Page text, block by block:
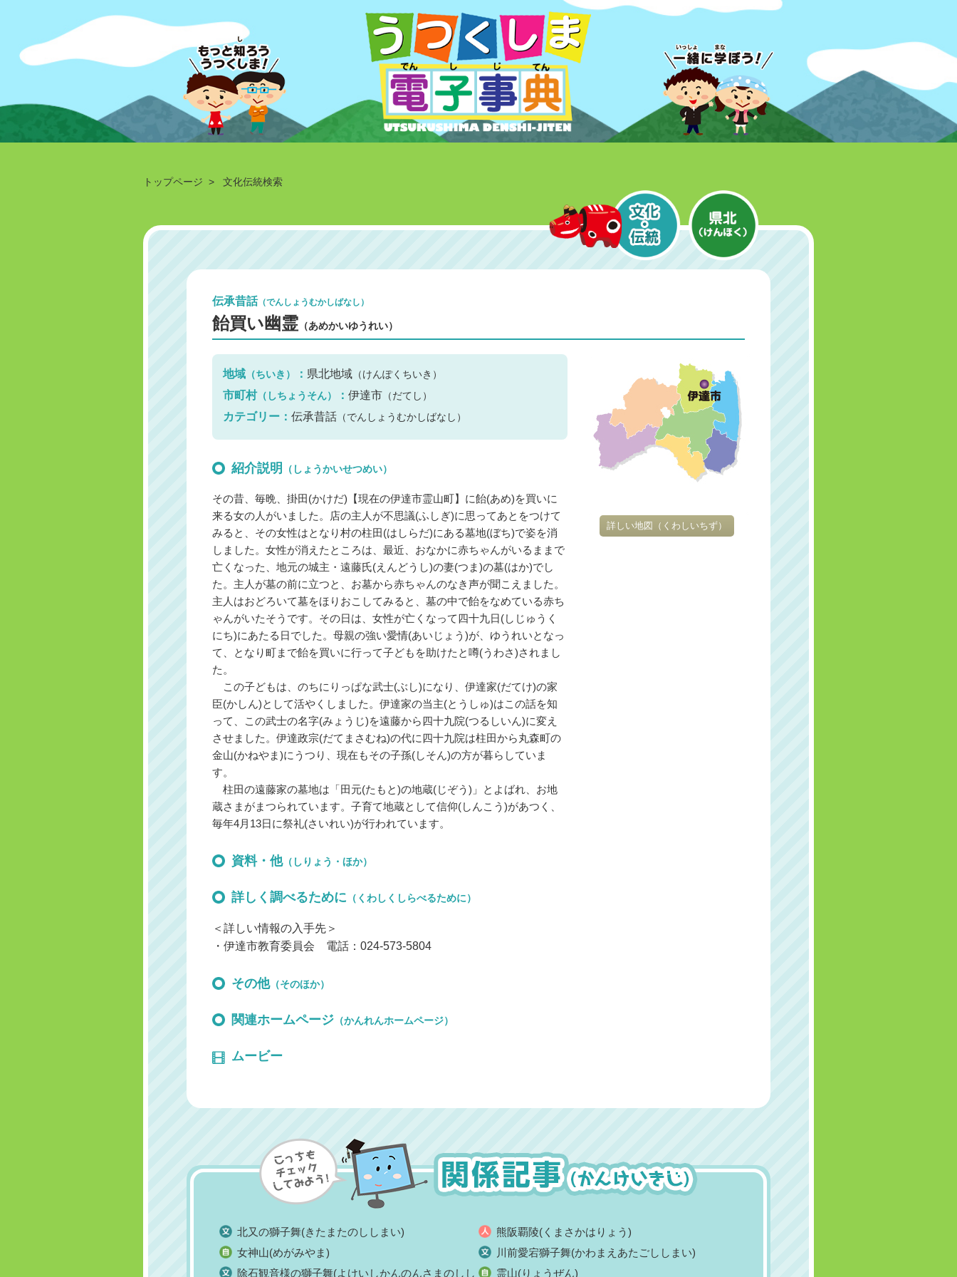
トップページ > 文化伝統検索
伝承昔話（でんしょうむかしばなし）
飴買い幽霊 （あめかいゆうれい）
地域 （ちいき） ： 県北地域 （けんぽくちいき）
市町村（しちょうそん） ： 伊達市 （だてし）
カテゴリー： 伝承昔話 （でんしょうむかしばなし）
紹介説明 （しょうかいせつめい）
その昔、毎晩、掛田(かけだ)【現在の伊達市霊山町】に飴(あめ)を買いに
来る女の人がいました。店の主人が不思議(ふしぎ)に思ってあとをつけて
みると、その女性はとなり村の柱田(はしらだ)にある墓地(ぼち)で姿を消
しました。女性が消えたところは、最近、おなかに赤ちゃんがいるままで
亡くなった、地元の城主・遠藤氏(えんどうし)の妻(つま)の墓(はか)でし
た。主人が墓の前に立つと、お墓から赤ちゃんのなき声が聞こえました。
主人はおどろいて墓をほりおこしてみると、墓の中で飴をなめている赤ち
ゃんがいたそうです。その日は、女性が亡くなって四十九日(しじゅうく
にち)にあたる日でした。母親の強い愛情(あいじょう)が、ゆうれいとなっ
て、となり町まで飴を買いに行って子どもを助けたと噂(うわさ)されまし
た。
この子どもは、のちにりっぱな武士(ぶし)になり、伊達家(だてけ)の家
臣(かしん)として活やくしました。伊達家の当主(とうしゅ)はこの話を知
って、この武士の名字(みょうじ)を遠藤から四十九院(つるしいん)に変え
させました。伊達政宗(だてまさむね)の代に四十九院は柱田から丸森町の
金山(かねやま)にうつり、現在もその子孫(しそん)の方が暮らしていま
す。
柱田の遠藤家の墓地は「田元(たもと)の地蔵(じぞう)」とよばれ、お地
蔵さまがまつられています。子育て地蔵として信仰(しんこう)があつく、
毎年4月13日に祭礼(さいれい)が行われています。
資料・他（しりょう・ほか）
詳しく調べるために （くわしくしらべるために）
＜詳しい情報の入手先＞
・伊達市教育委員会 電話：024-573-5804
その他（そのほか）
関連ホームページ （かんれんホームページ）
ムービー
詳しい地図 （くわしいちず）
北又の獅子舞(きたまたのししまい)
熊阪覇陵(くまさかはりょう)
女神山(めがみやま)
川前愛宕獅子舞(かわまえあたごししまい)
除石観音様の獅子舞(よけいしかんのんさまのしし
霊山(りょうぜん)